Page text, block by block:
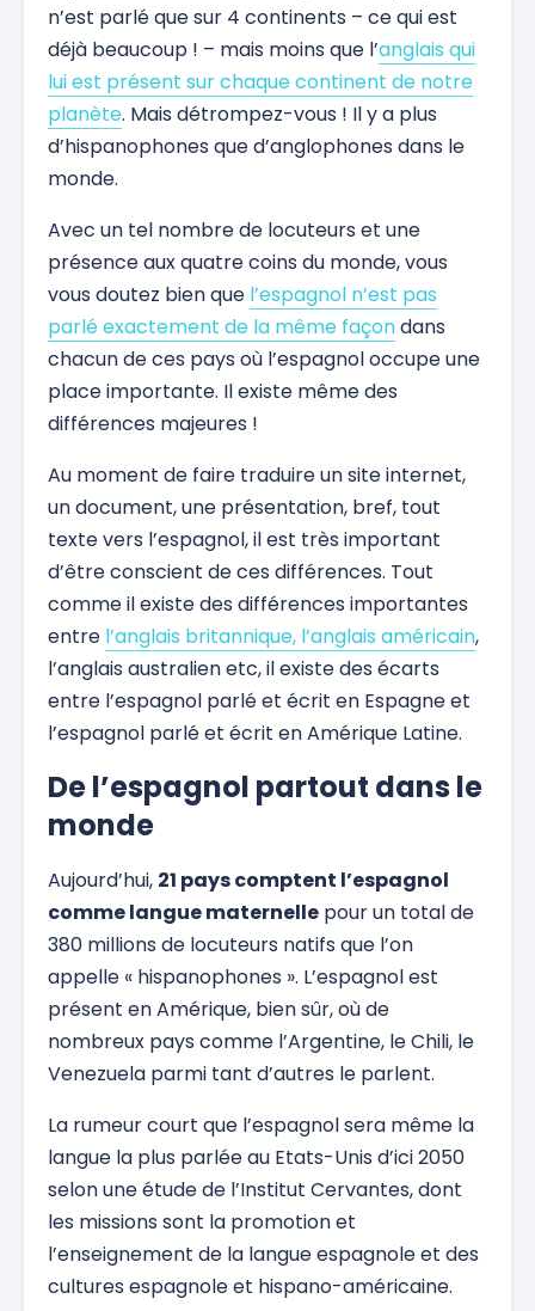
n’est parlé que sur 4 continents – ce qui est
déjà beaucoup ! – mais moins que l’anglais qui
lui est présent sur chaque continent de notre
planète. Mais détrompez-vous ! Il y a plus
d’hispanophones que d’anglophones dans le
monde.
Avec un tel nombre de locuteurs et une
présence aux quatre coins du monde, vous
vous doutez bien que l’espagnol n’est pas
parlé exactement de la même façondans
chacun de ces pays où l’espagnol occupe une
place importante. Il existe même des
différences majeures !
Au moment de faire traduire un site internet,
un document, une présentation, bref, tout
texte vers l’espagnol, il est très important
d’être conscient de ces différences. Tout
comme il existe des différences importantes
entre l’anglais britannique, l’anglais américain,
l’anglais australien etc, il existe des écarts
entre l’espagnol parlé et écrit en Espagne et
l’espagnol parlé et écrit en Amérique Latine.
De l’espagnol partout dans le
monde
Aujourd’hui, 21 pays comptent l’espagnol
comme langue maternelle pour un total de
380 millions de locuteurs natifs que l’on
appelle « hispanophones ». L’espagnol est
présent en Amérique, bien sûr, où de
nombreux pays comme l’Argentine, le Chili, le
Venezuela parmi tant d’autres le parlent.
La rumeur court que l’espagnol sera même la
langue la plus parlée au Etats-Unis d’ici 2050
selon une étude de l’Institut Cervantes, dont
les missions sont la promotion et
l’enseignement de la langue espagnole et des
cultures espagnole et hispano-américaine.